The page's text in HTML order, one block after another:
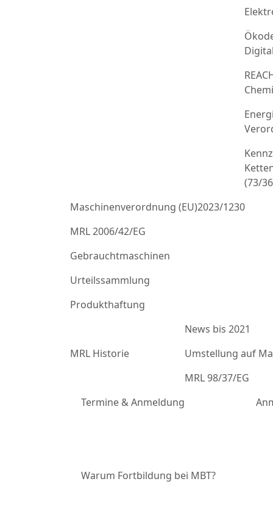
(73/
Maschinenverordnung (EU)2023/1230
MRL 2006/42/EG
Gebrauchtmaschinen
Urteilssammlung
Produkthaftung
MRL Historie
News bis 2021
Umstellung auf
MRL 98/37/EG
Termine & Anmeldung
Warum Fortbildung bei MBT?